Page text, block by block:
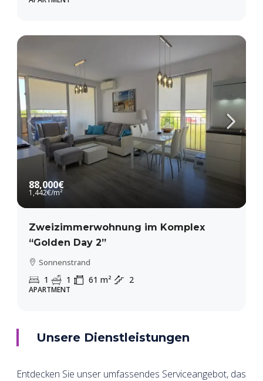
88,000€
1,442€/m²
Zweizimmerwohnung im Komplex
“Golden Day 2”
Sonnenstrand
1 1 61 m² 2
APARTMENT
Unsere Dienstleistungen
Entdecken Sie unser umfassendes Serviceangebot, das